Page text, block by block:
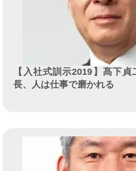
【入社式訓示2019】髙下
長、人は仕事で磨かれる